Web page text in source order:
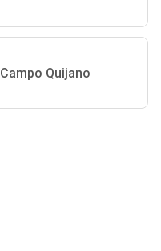
Campo Quijano